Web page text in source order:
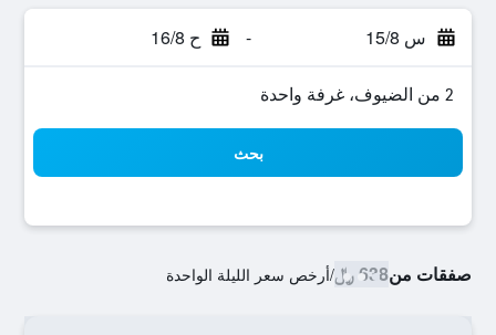
س 15/8 - ح 16/8
2 من الضيوف، غرفة واحدة
بحث
صفقات من638 ﷼ /أرخص سعر الليلة الواحدة